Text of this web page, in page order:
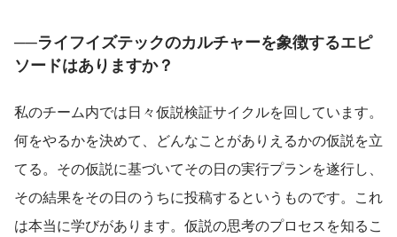
──ライフイズテックのカルチャーを象徴するエピ
ソードはありますか？
私のチーム内では日々仮説検証サイクルを回しています。
何をやるかを決めて、どんなことがありえるかの仮説を立
てる。その仮説に基づいてその日の実行プランを遂行し、
その結果をその日のうちに投稿するというものです。これ
は本当に学びがあります。仮説の思考のプロセスを知るこ